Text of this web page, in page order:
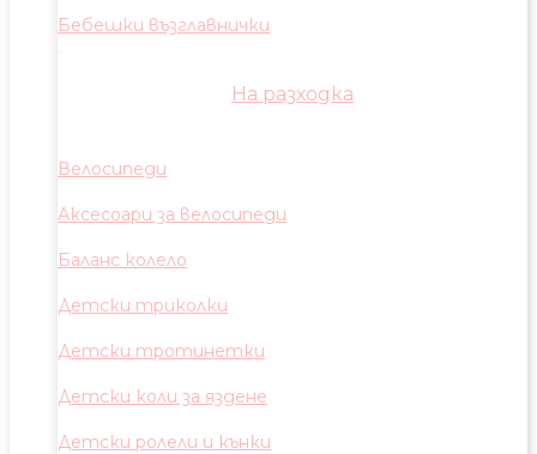
Бебешки възглавнички
На разходка
Велосипеди
Аксесоари за велосипеди
Баланс колело
Детски триколки
Детски тротинетки
Детски коли за яздене
Детски ролели и кънки